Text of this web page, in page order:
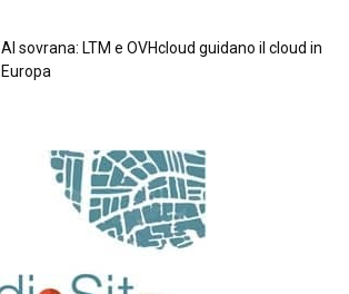
Al sovrana: LTM е OVHcloud guidano il cloud in
Europа